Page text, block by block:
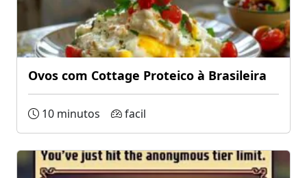
Ovos com Cottage Proteico à Brasileira
10 minutos facil